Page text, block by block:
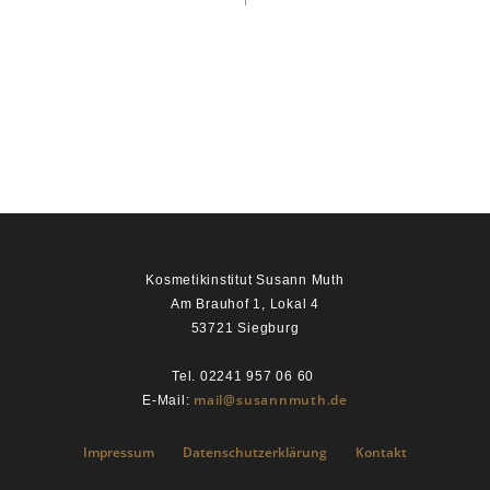
Kosmetikinstitut Susann Muth
Am Brauhof 1, Lokal 4
53721 Siegburg
Tel. 02241 957 06 60
E-Mail: mail@susannmuth.de
Impressum Datenschutzerklärung Kontakt